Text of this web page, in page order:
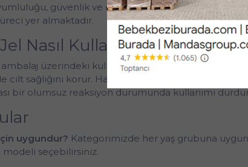
güvenlik ve etkinlik kriterleri
yer almaktadır.
Nasıl Kullanılır?
üzerindeki kullanım talimatlarını dikkatlice
cilt sağlığını korur. Hassas cilt yapısına sahip
bir olumsuz reaksiyon durumunda kullanımı
uygundur? Kategorimizde her yaş grubuna
seçebilirsiniz.